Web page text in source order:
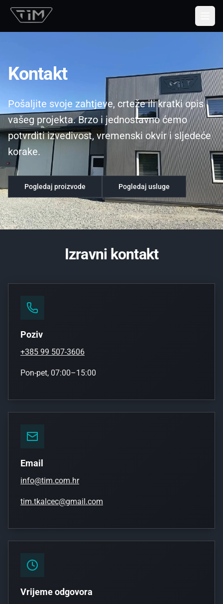
Kontakt
Pošaljite svoje zahtjeve, crteže ili kratki opis
vašeg projekta. Brzo i jednostavno ćemo
potvrditi izvedivost, vremenski okvir i sljedeće
korake.
Pogledaj proizvode Pogledaj usluge
Izravni kontakt
Poziv
+385 99 507-3606
Pon-pet, 07:00–15:00
Email
info@tim.com.hr
tim.tkalcec@gmail.com
Vrijeme odgovora